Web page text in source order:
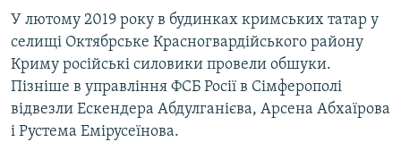
У лютому 2019 року в будинках кримських татар у
селищі Октябрське Красногвардійського району
Криму російські силовики провели обшуки.
Пізніше в управління ФСБ Росії в Сімферополі
відвезли Ескендера Абдулганієва, Арсена Абхаїрова
і Рустема Емірусеїнова.